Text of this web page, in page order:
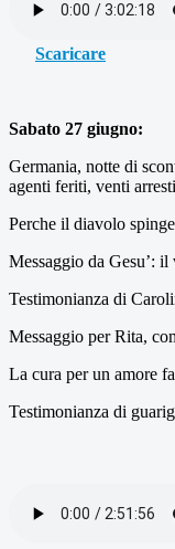
Scaricare
Sabato 27 giugno:
Germania, notte di
agenti feriti, venti arresti
Perche il diavolo
Messaggio da Gesu’: il
Testimonianza di
Messaggio per Rita,
La cura per un amore
Testimonianza di